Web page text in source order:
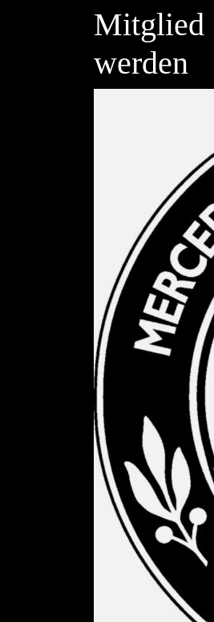
Mitglied
werden